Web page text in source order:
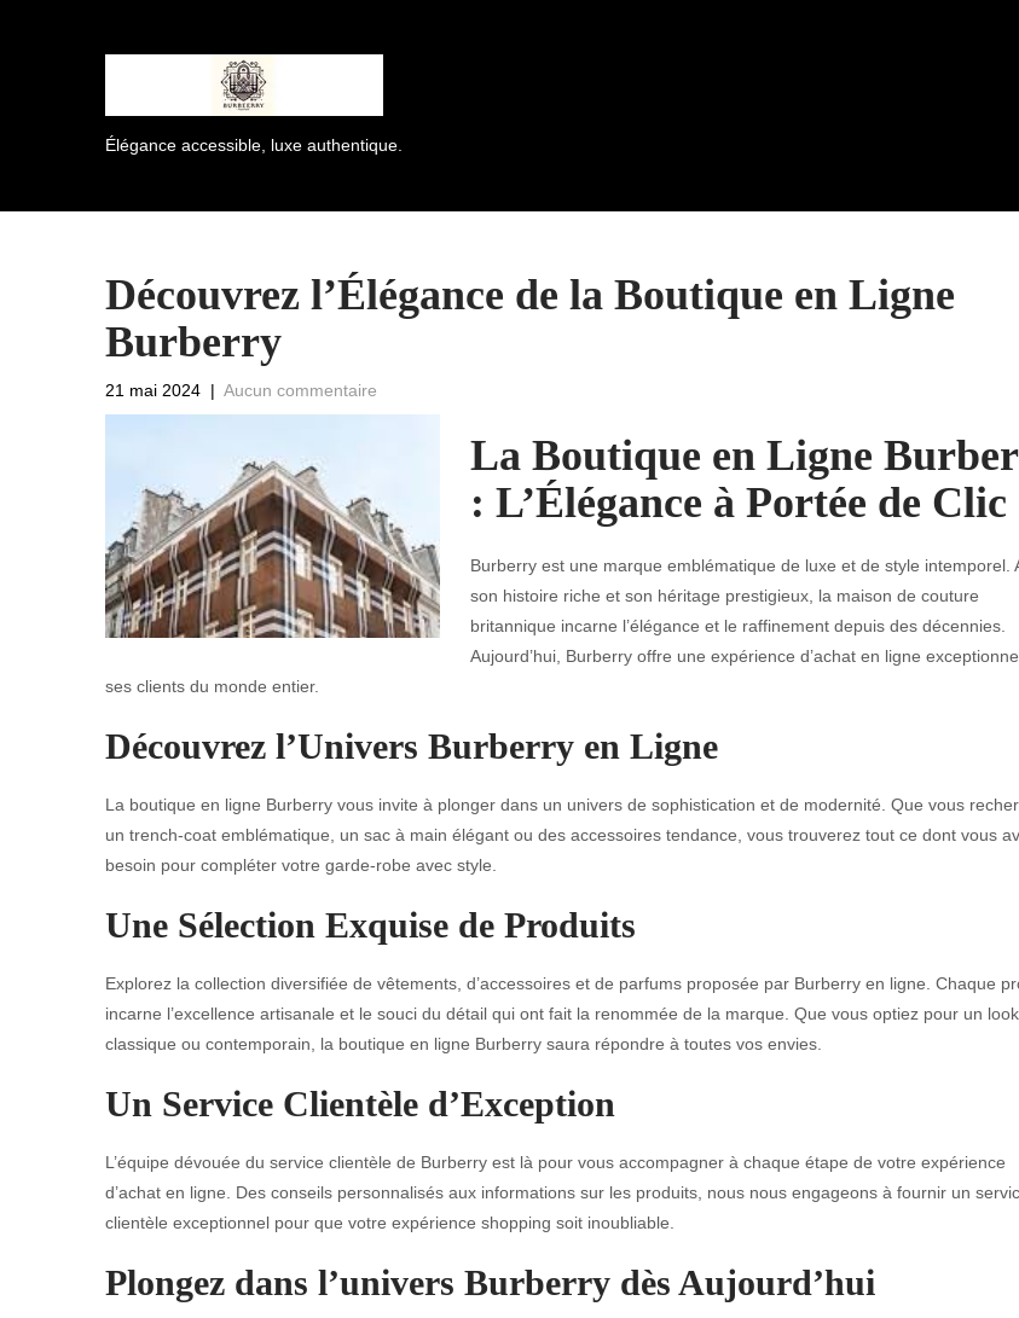
Élégance accessible, luxe authentique.
Découvrez l’Élégance de la Boutique en Ligne
Burberry
21 mai 2024 | Aucun commentaire
La Boutique en Ligne
: L’Élégance à Portée de Clic
Burberry est une marque emblématique de luxe et de style intemporel.
son histoire riche et son héritage prestigieux, la maison de couture
britannique incarne l’élégance et le raffinement depuis des décennies.
Aujourd’hui, Burberry offre une expérience d’achat en ligne
ses clients du monde entier.
Découvrez l’Univers Burberry en Ligne
La boutique en ligne Burberry vous invite à plonger dans un univers de sophistication et de modernité. Que vous
un trench-coat emblématique, un sac à main élégant ou des accessoires tendance, vous trouverez tout ce dont vous
besoin pour compléter votre garde-robe avec style.
Une Sélection Exquise de Produits
Explorez la collection diversifiée de vêtements, d’accessoires et de parfums proposée par Burberry en ligne. Chaque
incarne l’excellence artisanale et le souci du détail qui ont fait la renommée de la marque. Que vous optiez pour un look
classique ou contemporain, la boutique en ligne Burberry saura répondre à toutes vos envies.
Un Service Clientèle d’Exception
L’équipe dévouée du service clientèle de Burberry est là pour vous accompagner à chaque étape de votre expérience
d’achat en ligne. Des conseils personnalisés aux informations sur les produits, nous nous engageons à fournir un
clientèle exceptionnel pour que votre expérience shopping soit inoubliable.
Plongez dans l’univers Burberry dès Aujourd’hui